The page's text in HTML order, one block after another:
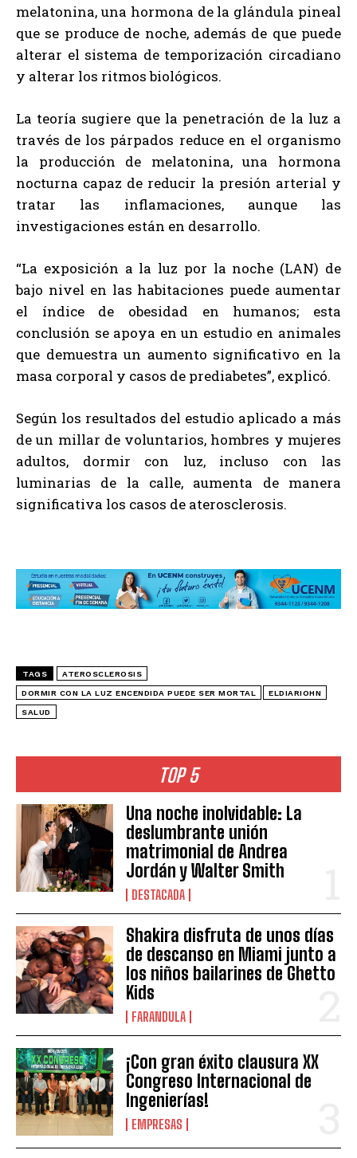
TOP 5
Una noche inolvidable: La
deslumbrante unión
matrimonial de Andrea
Jordán y Walter Smith
DESTACADA
Shakira disfruta de unos días
de descanso en Miami junto a
los niños bailarines de Ghetto
Kids
FARANDULA
¡Con gran éxito clausura XX
Congreso Internacional de
Ingenierías!
EMPRESAS
melatonina, una hormona de la glándula pineal
que se produce de noche, además de que puede
alterar el sistema de temporización circadiano
y alterar los ritmos biológicos.
La teoría sugiere que la penetración de la luz a
través de los párpados reduce en el organismo
la producción de melatonina, una hormona
nocturna capaz de reducir la presión arterial y
tratar las inflamaciones, aunque las
investigaciones están en desarrollo.
“La exposición a la luz por la noche (LAN) de
bajo nivel en las habitaciones puede aumentar
el índice de obesidad en humanos; esta
conclusión se apoya en un estudio en animales
que demuestra un aumento significativo en la
masa corporal y casos de prediabetes”, explicó.
Según los resultados del estudio aplicado a más
de un millar de voluntarios, hombres y mujeres
adultos, dormir con luz, incluso con las
luminarias de la calle, aumenta de manera
significativa los casos de aterosclerosis.
TAGS ATEROSCLEROSIS
DORMIR CON LA LUZ ENCENDIDA PUEDE SER MORTAL ELDIARIOHN
SALUD